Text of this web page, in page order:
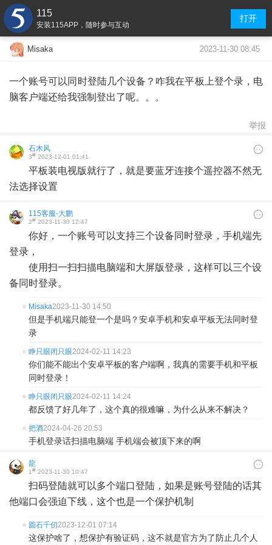
115
安装115APP，随时参与互动
打开
Misaka 2023-11-30 08:45
一个账号可以同时登陆几个设备？咋我在平板上登个录，电
脑客户端还给我强制登出了呢。。。
举报
石木风
3# 2023-12-01 01:41
平板装电视版就行了，就是要蓝牙连接个遥控器不然无
法选择设置
115客服-大鹏
2# 2023-11-30 12:47
你好，一个账号可以支持三个设备同时登录，手机端先
登录，
使用扫一扫扫描电脑端和大屏版登录，这样可以三个设
备同时登录。
Misaka2023-11-30 14:50
但是手机端只能登一个是吗？安卓手机和安卓平板无法同时登
录
睁只眼闭只眼2024-02-11 14:23
你们能不能出个安卓平板的客户端啊，我真的需要手机和平板
同时登录！
睁只眼闭只眼2024-02-11 14:24
都反馈了好几年了，这个真的很难嘛，为什么从来不解决？
把酒2024-04-26 20:53
手机登录话扫描电脑端 手机端会被顶下来的啊
龍
1# 2023-11-30 10:47
扫码登陆就可以多个端口登陆，如果是账号登陆的话其
他端口会强迫下线，这个也是一个保护机制
圆石千仞2023-12-01 07:14
这保护啥了，想保护有验证码，这不就是官方为了防止几个人